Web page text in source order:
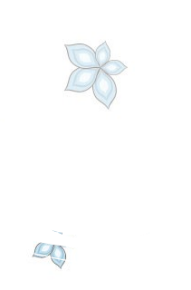
tableau